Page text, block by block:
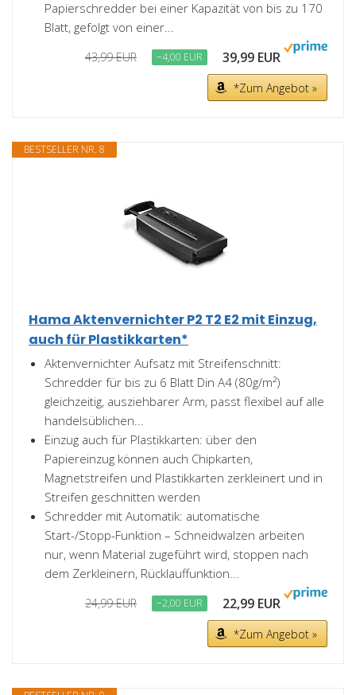
Papierschredder bei einer Kapazität von bis zu 170
Blatt, gefolgt von einer...
43,99 EUR −4,00 EUR 39,99 EUR
*Zum Angebot »
BESTSELLER NR. 8
Hama Aktenvernichter P2 T2 E2 mit Einzug,
auch für Plastikkarten*
Aktenvernichter Aufsatz mit Streifenschnitt:
Schredder für bis zu 6 Blatt Din A4 (80g/m²)
gleichzeitig, ausziehbarer Arm, passt flexibel auf alle
handelsüblichen...
Einzug auch für Plastikkarten: über den
Papiereinzug können auch Chipkarten,
Magnetstreifen und Plastikkarten zerkleinert und in
Streifen geschnitten werden
Schredder mit Automatik: automatische
Start-/Stopp-Funktion – Schneidwalzen arbeiten
nur, wenn Material zugeführt wird, stoppen nach
dem Zerkleinern, Rücklauffunktion...
24,99 EUR −2,00 EUR 22,99 EUR
*Zum Angebot »